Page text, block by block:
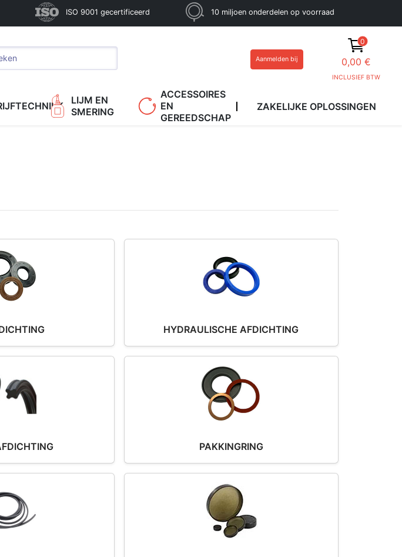
ISO 9001 gecertificeerd 10 miljoen onderdelen op voorraad
Aanmelden bij
0
0,00 €
INCLUSIEF BTW
LIJM EN
SMERING
ACCESSOIRES
EN
GEREEDSCHAP
ZAKELIJKE OPLOSSINGEN
HYDRAULISCHE AFDICHTING
PAKKINGRING